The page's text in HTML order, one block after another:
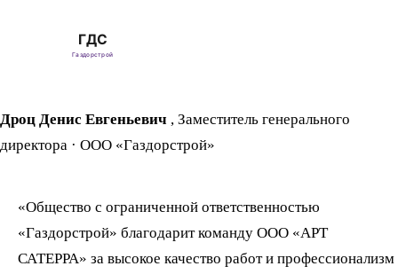
Дроц Денис Евгеньевич , Заместитель генерального
директора · ООО «Газдорстрой»
«Общество с ограниченной ответственностью
«Газдорстрой» благодарит команду ООО «АРТ
САТЕРРА» за высокое качество работ и профессионализм